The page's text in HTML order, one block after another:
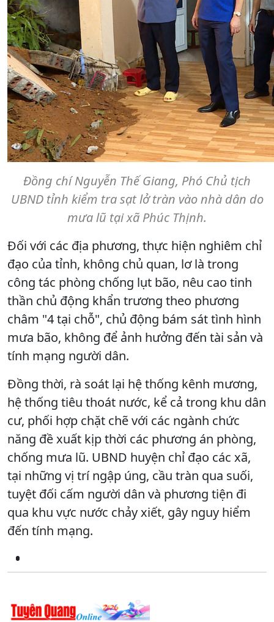
Đồng chí Nguyễn Thế Giang, Phó Chủ tịch
UBND tỉnh kiểm tra sạt lở tràn vào nhà dân do
mưa lũ tại xã Phúc Thịnh.
Đối với các địa phương, thực hiện nghiêm chỉ
đạo của tỉnh, không chủ quan, lơ là trong
công tác phòng chống lụt bão, nêu cao tinh
thần chủ động khẩn trương theo phương
châm "4 tại chỗ", chủ động bám sát tình hình
mưa bão, không để ảnh hưởng đến tài sản và
tính mạng người dân.
Đồng thời, rà soát lại hệ thống kênh mương,
hệ thống tiêu thoát nước, kể cả trong khu dân
cư, phối hợp chặt chẽ với các ngành chức
năng đề xuất kịp thời các phương án phòng,
chống mưa lũ. UBND huyện chỉ đạo các xã,
tại những vị trí ngập úng, cầu tràn qua suối,
tuyệt đối cấm người dân và phương tiện đi
qua khu vực nước chảy xiết, gây nguy hiểm
đến tính mạng.